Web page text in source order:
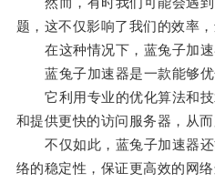
题，这不仅影响了我们的效率
在这种情况下，蓝兔子加速
蓝兔子加速器是一款能够优
它利用专业的优化算法和技
和提供更快的访问服务器，从而
不仅如此，蓝兔子加速器还
络的稳定性，保证更高效的网络